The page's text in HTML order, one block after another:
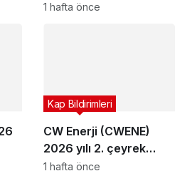
bilançosunu açıkladı
1 hafta önce
CW Enerji (CWENE)
2026 yılı 2. çeyrek
bilançosunu açıkladı
Kap Bildirimleri
1 hafta önce